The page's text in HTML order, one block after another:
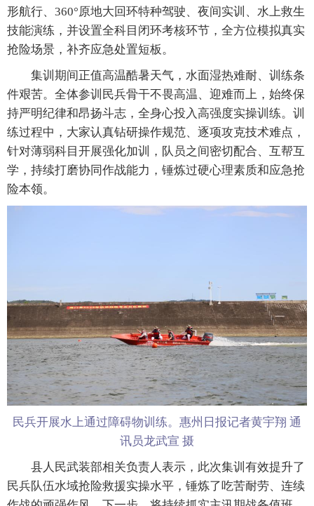
形航行、360°原地大回环特种驾驶、夜间实训、水上救生
技能演练，并设置全科目闭环考核环节，全方位模拟真实
抢险场景，补齐应急处置短板。
集训期间正值高温酷暑天气，水面湿热难耐、训练条
件艰苦。全体参训民兵骨干不畏高温、迎难而上，始终保
持严明纪律和昂扬斗志，全身心投入高强度实操训练。训
练过程中，大家认真钻研操作规范、逐项攻克技术难点，
针对薄弱科目开展强化加训，队员之间密切配合、互帮互
学，持续打磨协同作战能力，锤炼过硬心理素质和应急抢
险本领。
民兵开展水上通过障碍物训练。惠州日报记者黄宇翔 通
讯员龙武宣 摄
县人民武装部相关负责人表示，此次集训有效提升了
民兵队伍水域抢险救援实操水平，锤炼了吃苦耐劳、连续